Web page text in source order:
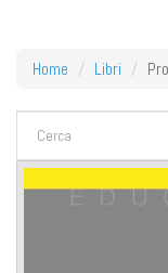
Home Libri
FORM DI